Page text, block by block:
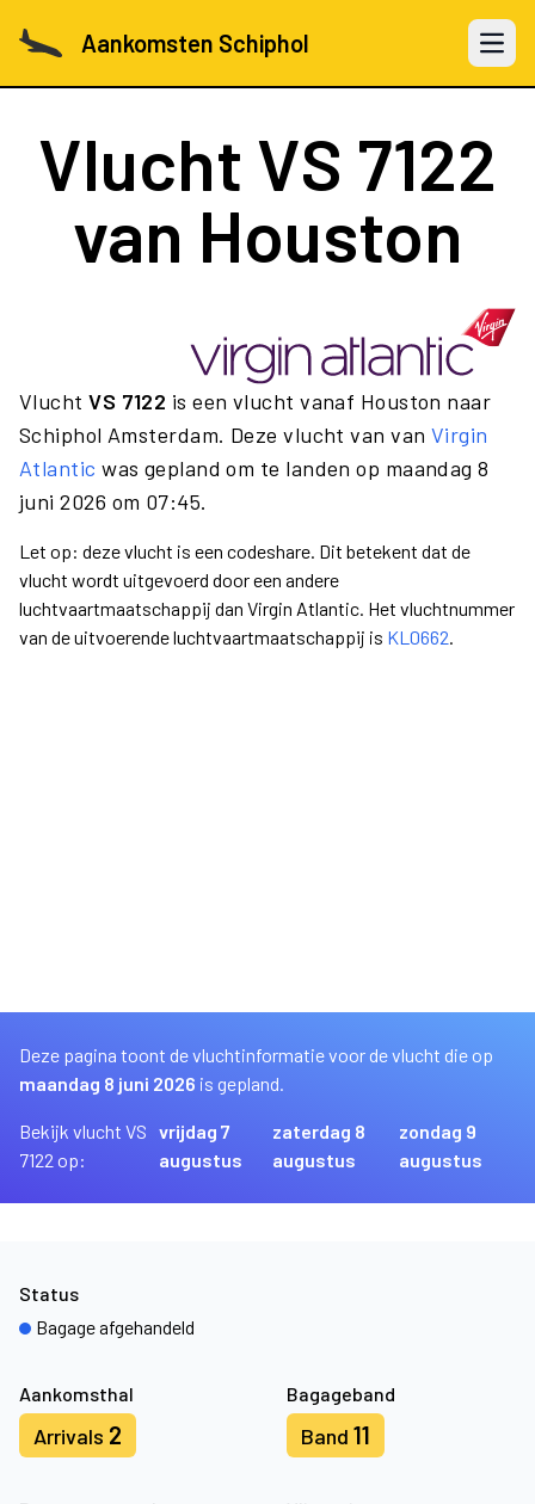
Aankomsten Schiphol Open
Vlucht VS 7122
van Houston
VluchtVS 7122 is een vlucht vanaf Houston naar
Schiphol Amsterdam. Deze vlucht van vanVirgin
Atlantic was gepland om te landen op maandag 8
juni 2026 om 07:45.
Let op: deze vlucht is een codeshare. Dit betekent dat de
vlucht wordt uitgevoerd door een andere
luchtvaartmaatschappij dan Virgin Atlantic. Het vluchtnummer
van de uitvoerende luchtvaartmaatschappij is KL0662.
Deze pagina toont de vluchtinformatie voor de vlucht die op
maandag 8 juni 2026 is gepland.
Bekijk vlucht VS
7122 op:
vrijdag 7
augustus
zaterdag 8
augustus
zondag 9
augustus
Aankomsthal
Arrivals 2
Bagageband
Band 11
Status
Bagage afgehandeld